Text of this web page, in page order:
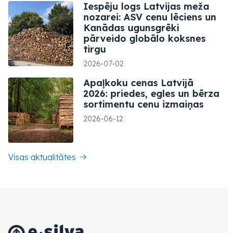
Iespēju logs Latvijas meža
nozarei: ASV cenu lēciens un
Kanādas ugunsgrēki
pārveido globālo koksnes
tirgu
2026-07-02
Apaļkoku cenas Latvijā
2026: priedes, egles un bērza
sortimentu cenu izmaiņas
2026-06-12
Visas aktualitātes